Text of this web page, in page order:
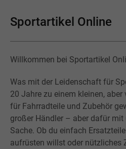
Sportartikel Online
Willkommen bei Sportartikel
Was mit der Leidenschaft für
20 Jahre zu einem kleinen,
für Fahrradteile und Zubehör
großer Händler – aber dafür mit
Sache. Ob du einfach
aufrüsten willst oder nützliches